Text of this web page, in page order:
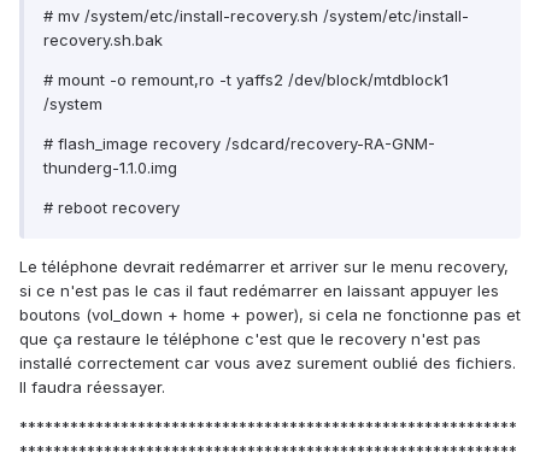
# mv /system/etc/install-recovery.sh /system/etc/install-
recovery.sh.bak
# mount -o remount,ro -t yaffs2 /dev/block/mtdblock1
/system
# flash_image recovery /sdcard/recovery-RA-GNM-
thunderg-1.1.0.img
# reboot recovery
Le téléphone devrait redémarrer et arriver sur le menu recovery,
si ce n'est pas le cas il faut redémarrer en laissant appuyer les
boutons (vol_down + home + power), si cela ne fonctionne pas et
que ça restaure le téléphone c'est que le recovery n'est pas
installé correctement car vous avez surement oublié des fichiers.
Il faudra réessayer.
***********************************************************
***********************************************************